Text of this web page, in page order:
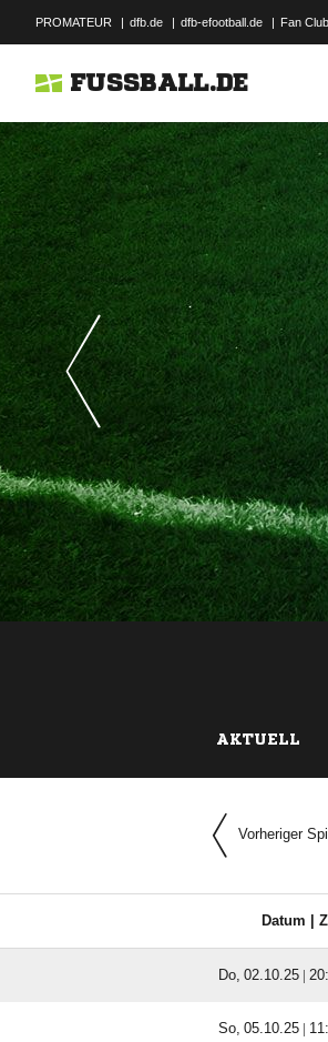
PROMATEUR | dfb.de | dfb-efootball.de | Fan
FUSSBALL.DE
AKTUELL
Vorheriger
Datum |
  |
  |